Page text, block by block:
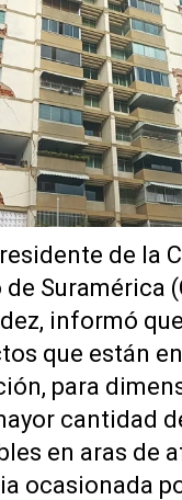
de la
Suramérica
informó
que están
para
cantidad
en aras de
ocasionada